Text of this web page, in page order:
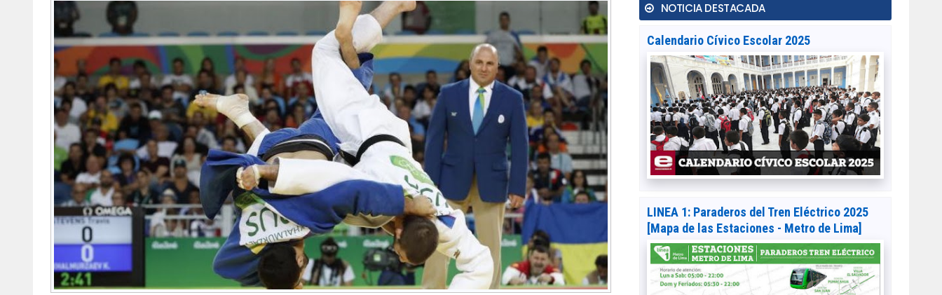
NOTICIA DESTACADA
Calendario Cívico Escolar 2025
LINEA 1: Paraderos del Tren Eléctrico 2025
[Mapa de las Estaciones - Metro de Lima]